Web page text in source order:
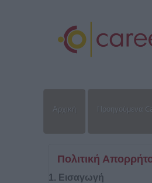
Αρχική Προηγούμενα
Πολιτική
1. Εισαγωγή